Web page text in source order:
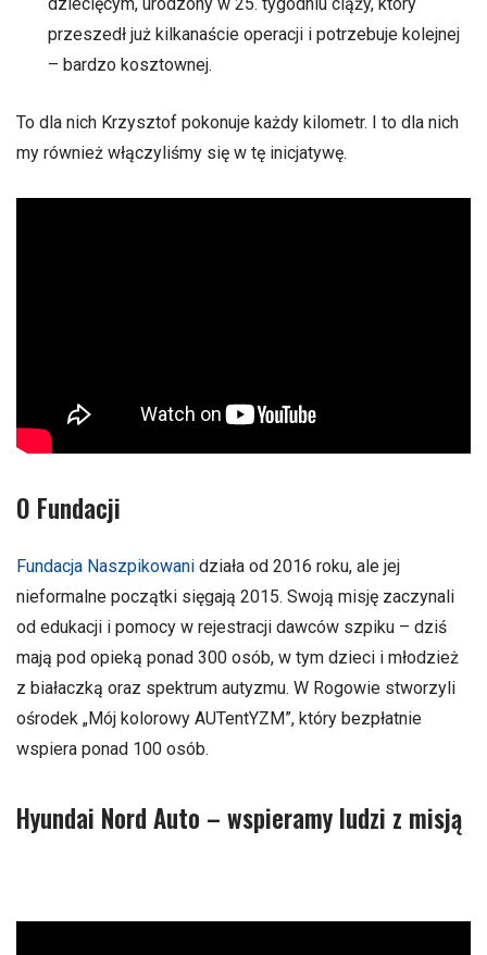
przeszedł już kilkanaście operacji i potrzebuje kolejnej
– bardzo kosztownej.
To dla nich Krzysztof pokonuje każdy kilometr. I to dla nich
my również włączyliśmy się w tę inicjatywę.
O Fundacji
Fundacja Naszpikowani działa od 2016 roku, ale jej
nieformalne początki sięgają 2015. Swoją misję zaczynali
od edukacji i pomocy w rejestracji dawców szpiku – dziś
mają pod opieką ponad 300 osób, w tym dzieci i młodzież
z białaczką oraz spektrum autyzmu. W Rogowie stworzyli
ośrodek „Mój kolorowy AUTentYZM”, który bezpłatnie
wspiera ponad 100 osób.
Hyundai Nord Auto – wspieramy ludzi z misją